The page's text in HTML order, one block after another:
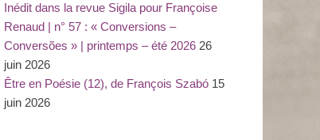
Inédit dans la revue Sigila pour Françoise
Renaud | n° 57 : « Conversions –
Conversões » | printemps – été 2026 26
juin 2026
Être en Poésie (12), de François Szabó 15
juin 2026